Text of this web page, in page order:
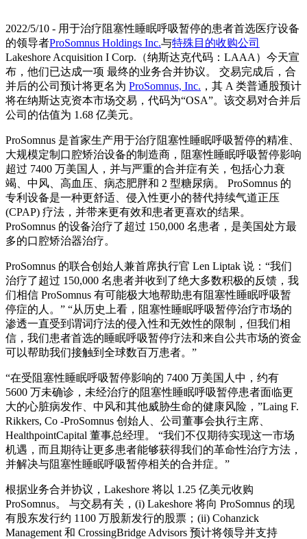
2022/5/10 - 用于治疗阻塞性睡眠呼吸暂停的患者首选医疗设备
的领导者ProSomnus Holdings Inc.与特殊目的收购公司
Lakeshore Acquisition I Corp.（纳斯达克代码：LAAA）今天宣
布，他们已达成一项 最终的业务合并协议。 交易完成后，合
并后的公司预计将更名为 ProSomnus, Inc. ，其 A 类普通股预计
将在纳斯达克资本市场交易，代码为“OSA”。该交易对合并后
公司的估值为 1.68 亿美元。
ProSomnus 是首家生产用于治疗阻塞性睡眠呼吸暂停的精准、
大规模定制口腔矫治设备的制造商，阻塞性睡眠呼吸暂停影响
超过 7400 万美国人，并与严重的合并症有关，包括心力衰
竭、中风、高血压、病态肥胖和 2 型糖尿病。 ProSomnus 的
专利设备是一种更舒适、侵入性更小的替代持续气道正压
(CPAP) 疗法，并带来更有效和患者更喜欢的结果。
ProSomnus 的设备治疗了超过 150,000 名患者，是美国处方最
多的口腔矫治器治疗。
ProSomnus 的联合创始人兼首席执行官 Len Liptak 说：“我们
治疗了超过 150,000 名患者并收到了绝大多数积极的反馈，我
们相信 ProSomnus 有可能极大地帮助患有阻塞性睡眠呼吸暂
停症的人。” “从历史上看，阻塞性睡眠呼吸暂停治疗市场的
渗透一直受到谓词疗法的侵入性和无效性的限制，但我们相
信，我们患者首选的睡眠呼吸暂停疗法和来自公共市场的资金
可以帮助我们接触到全球数百万患者。”
“在受阻塞性睡眠呼吸暂停影响的 7400 万美国人中，约有
5600 万未确诊，未经治疗的阻塞性睡眠呼吸暂停患者面临更
大的心脏病发作、中风和其他威胁生命的健康风险，”Laing F.
Rikkers, Co -ProSomnus 创始人、公司董事会执行主席、
HealthpointCapital 董事总经理。 “我们不仅期待实现这一市场
机遇，而且期待让更多患者能够获得我们的革命性治疗方法，
并解决与阻塞性睡眠呼吸暂停相关的合并症。”
根据业务合并协议，Lakeshore 将以 1.25 亿美元收购
ProSomnus。 与交易有关，(i) Lakeshore 将向 ProSomnus 的现
有股东发行约 1100 万股新发行的股票；(ii) Cohanzick
Management 和 CrossingBridge Advisors 预计将领导并支持